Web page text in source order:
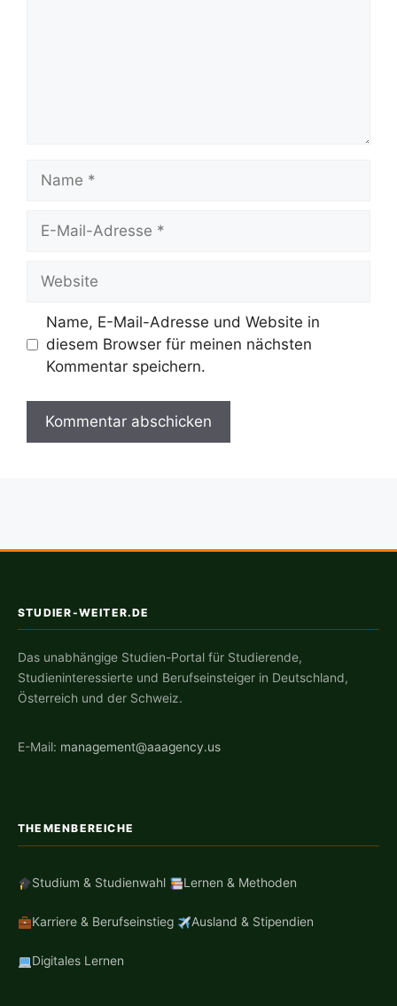
Name
Website
Name, E-Mail-Adresse und Website in
diesem Browser für meinen nächsten
Kommentar speichern.
STUDIER-WEITER.DE
Das unabhängige Studien-Portal für Studierende,
Studieninteressierte und Berufseinsteiger in Deutschland,
Österreich und der Schweiz.
E-Mail: management@aaagency.us
THEMENBEREICHE
Studium & Studienwahl Lernen & Methoden
Karriere & Berufseinstieg Ausland & Stipendien
Digitales Lernen